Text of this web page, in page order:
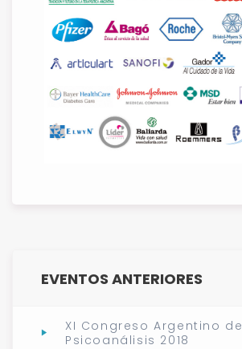
EVENTOS ANTERIORES
XI Congreso Argentino de
Psicoanálisis 2018